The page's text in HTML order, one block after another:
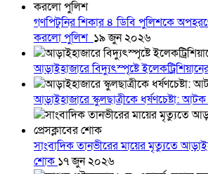
গণপিটুনির শিকার ৪ ডিবি পুলিশকে
করলো পুলিশ ১৯ জুন ২০২৬
আড়াইহাজারে বিদ্যুৎস্পৃষ্টে
আড়াইহাজারে স্কুলছাত্রীকে ধর্ষণচেষ্টা:
সাংবাদিক তানভীরের মায়ের মৃত্যুতে
শোক ১৭ জুন ২০২৬